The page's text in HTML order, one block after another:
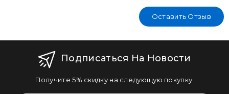
Оставить Отзыв
Подписаться На Новости
Получите 5% скидку на следующую покупку.